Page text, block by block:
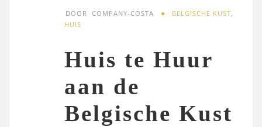
DOOR COMPANY-COSTA BELGISCHE KUST
HUIS
Huis te Huur
aan de
Belgische Kust